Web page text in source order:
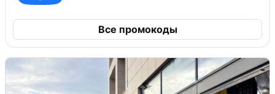
Все промокоды